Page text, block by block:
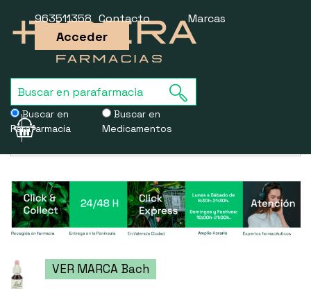
Buscar en
Parafarmacia
Buscar en
Medicamentos
963511358 Contacto Marcas
Acceder
Usamos cookies para mejorar la experiencia de la web. Si sigues
VER MARCA Bach